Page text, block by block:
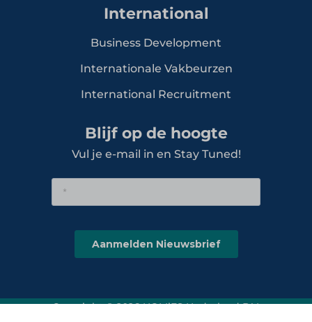
International
Business Development
Internationale Vakbeurzen
International Recruitment
Blijf op de hoogte
Vul je e-mail in en Stay Tuned!
Copyright © 2026 HOMiES Nederland B.V.